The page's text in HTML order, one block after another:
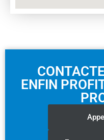
ENFIN